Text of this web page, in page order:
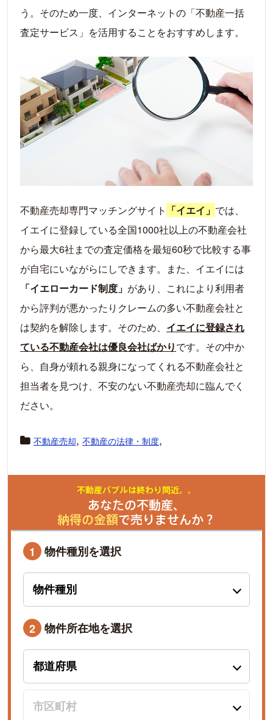
う。そのため一度、インターネットの「不動産一括
査定サービス」を活用することをおすすめします。
不動産売却専門マッチングサイト 「イエイ」 では、
イエイに登録している全国1000社以上の不動産会社
から最大6社までの査定価格を最短60秒で比較する事
が自宅にいながらにしできます。また、イエイには
「イエローカード制度」 があり、これにより利用者
から評判が悪かったりクレームの多い不動産会社と
は契約を解除します。そのため、 イエイに登録され
ている不動産会社は優良会社ばかりです。その中か
ら、自身が頼れる親身になってくれる不動産会社と
担当者を見つけ、不安のない不動産売却に臨んでく
ださい。
不動産売却, 不動産の法律・制度,
不動産バブルは終わり間近。。
あなたの不動産、
納得の金額で売りませんか？
1 物件種別を選択
2 物件所在地を選択